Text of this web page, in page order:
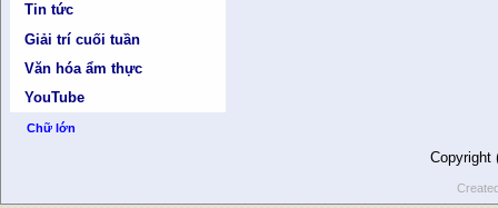
Tin tức
Giải trí cuối tuần
Văn hóa ẩm thực
YouTube
Chữ lớn
Copyright